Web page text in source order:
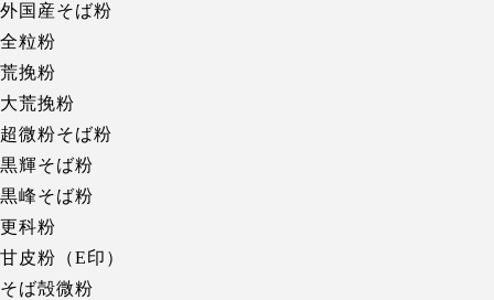
外国産そば粉
全粒粉
荒挽粉
大荒挽粉
超微粉そば粉
黒輝そば粉
黒峰そば粉
更科粉
甘皮粉（E印）
そば殻微粉